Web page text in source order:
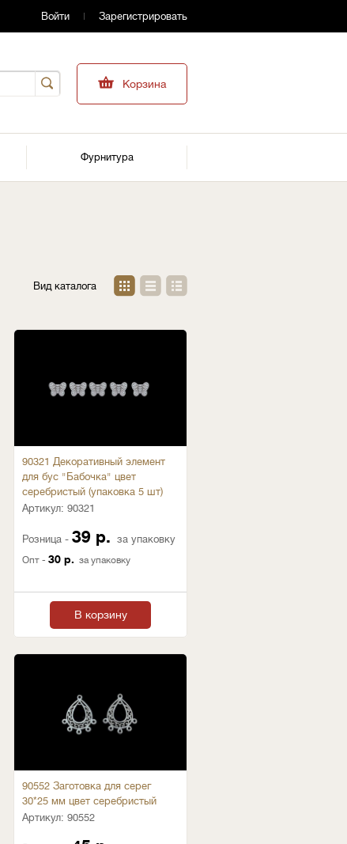
Войти Зарегистрировать
Корзина
Фурнитура
Вид каталога
90321 Декоративный элемент
для бус "Бабочка" цвет
серебристый (упаковка 5 шт)
Артикул: 90321
Розница - 39 р. за упаковку
Опт - 30 р. за упаковку
В корзину
90552 Заготовка для серег
30*25 мм цвет серебристый
Артикул: 90552